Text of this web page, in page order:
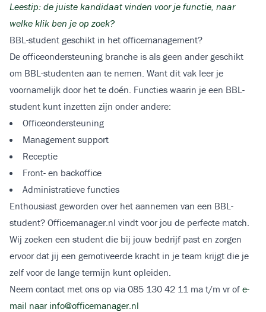
Leestip: de juiste kandidaat vinden voor je functie, naar
welke klik ben je op zoek?
BBL-student geschikt in het officemanagement?
De officeondersteuning branche is als geen ander geschikt
om BBL-studenten aan te nemen. Want dit vak leer je
voornamelijk door het te doén. Functies waarin je een BBL-
student kunt inzetten zijn onder andere:
Officeondersteuning
Management support
Receptie
Front- en backoffice
Administratieve functies
Enthousiast geworden over het aannemen van een BBL-
student? Officemanager.nl vindt voor jou de perfecte match.
Wij zoeken een student die bij jouw bedrijf past en zorgen
ervoor dat jij een gemotiveerde kracht in je team krijgt die je
zelf voor de lange termijn kunt opleiden.
Neem contact met ons op via 085 130 42 11 ma t/m vr of e-
mail naar info@officemanager.nl